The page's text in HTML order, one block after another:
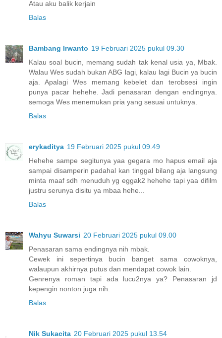
Atau aku balik kerjain
Balas
Bambang Irwanto 19 Februari 2025 pukul 09.30
Kalau soal bucin, memang sudah tak kenal usia ya, Mbak.
Walau Wes sudah bukan ABG lagi, kalau lagi Bucin ya bucin
aja. Apalagi Wes memang kebelet dan terobsesi ingin
punya pacar hehehe. Jadi penasaran dengan endingnya.
semoga Wes menemukan pria yang sesuai untuknya.
Balas
erykaditya 19 Februari 2025 pukul 09.49
Hehehe sampe segitunya yaa gegara mo hapus email aja
sampai disamperin padahal kan tinggal bilang aja langsung
minta maaf sdh menuduh yg eggak2 hehehe tapi yaa difilm
justru serunya disitu ya mbaa hehe...
Balas
Wahyu Suwarsi 20 Februari 2025 pukul 09.00
Penasaran sama endingnya nih mbak.
Cewek ini sepertinya bucin banget sama cowoknya,
walaupun akhirnya putus dan mendapat cowok lain.
Genrenya roman tapi ada lucu2nya ya? Penasaran jd
kepengin nonton juga nih.
Balas
Nik Sukacita 20 Februari 2025 pukul 13.54